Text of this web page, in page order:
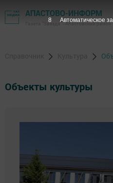
АПАСТОВО-ИНФОРМ
Газета "Звезда" - Апастовский район
Объекты культуры
7 Автоматическое